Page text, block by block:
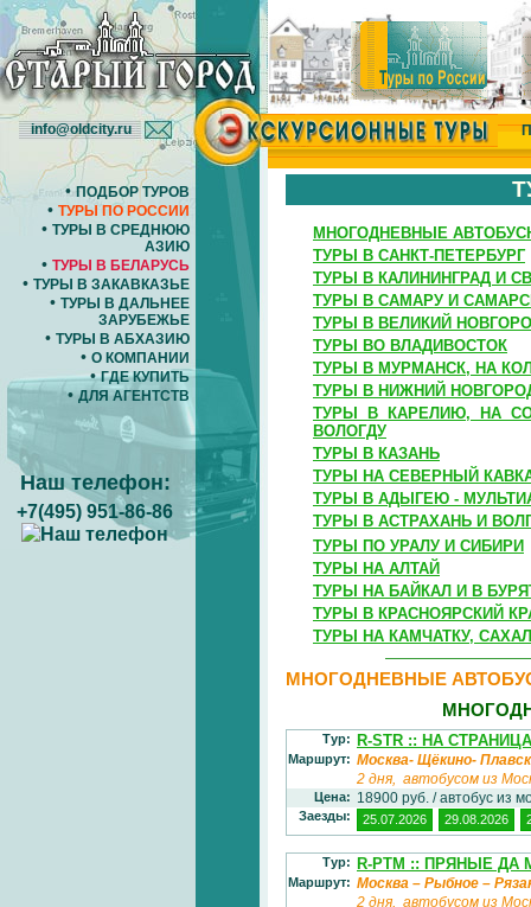
info@oldcity.ru
•ПОДБОР ТУРОВ
• ТУРЫ ПО РОССИИ
• ТУРЫ В СРЕДНЮЮ
АЗИЮ
• ТУРЫ В БЕЛАРУСЬ
• ТУРЫ В ЗАКАВКАЗЬЕ
• ТУРЫ В ДАЛЬНЕЕ
ЗАРУБЕЖЬЕ
• ТУРЫ В АБХАЗИЮ
• О КОМПАНИИ
•ГДЕ КУПИТЬ
• ДЛЯ АГЕНТСТВ
Наш телефон:
+7(495) 951-86-86
МНОГОДНЕВНЫЕ
ТУРЫ В САНКТ-ПЕТЕРБУРГ
ТУРЫ В КАЛИНИНГРАД И
ТУРЫ В САМАРУ И
ТУРЫ В ВЕЛИКИЙ
ТУРЫ ВО ВЛАДИВОСТОК
ТУРЫ В МУРМАНСК, НА
ТУРЫ В НИЖНИЙ
ТУРЫ В КАРЕЛИЮ, НА
ВОЛОГДУ
ТУРЫ В КАЗАНЬ
ТУРЫ НА СЕВЕРНЫЙ
ТУРЫ В АДЫГЕЮ -
ТУРЫ В АСТРАХАНЬ И
ТУРЫ ПО УРАЛУ И СИБИРИ
ТУРЫ НА АЛТАЙ
ТУРЫ НА БАЙКАЛ И В
ТУРЫ В КРАСНОЯРСКИЙ
ТУРЫ НА КАМЧАТКУ,
МНОГОДНЕВНЫЕ
Тур: R-STR :: НА
Маршрут: Москва- Щёкино-
2 дня, автобусом из
Цена: 18900 руб. / автобус из
Заезды: 25.07.2026 29.08.2026
Тур: R-PTM :: ПРЯНЫЕ
Маршрут: Москва – Рыбное –
2 дня, автобусом из